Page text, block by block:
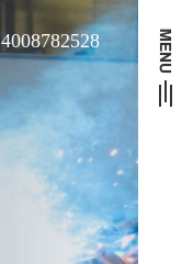
4008782528